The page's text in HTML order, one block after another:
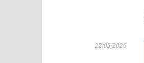
22/05/2026